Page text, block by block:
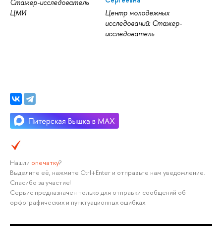
Стажёр-исследователь
ЦМИ
Центр молодежных
исследований: Стажер-
исследователь
Нашли опечатку?
Выделите её, нажмите Ctrl+Enter и отправьте нам уведомление.
Спасибо за участие!
Сервис предназначен только для отправки сообщений об
орфографических и пунктуационных ошибках.